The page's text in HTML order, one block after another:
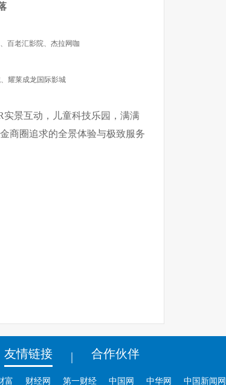
百老汇影院、杰拉网咖
耀莱成龙国际影城
景互动，儿童科技乐园，满满
商圈追求的全景体验与极致服务
友情链接 | 合作伙伴
富 财经网 第一财经 中国网 中华网 中国新闻网